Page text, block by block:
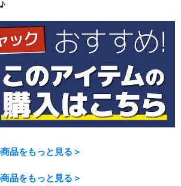
品をもっと見る＞
品をもっと見る＞